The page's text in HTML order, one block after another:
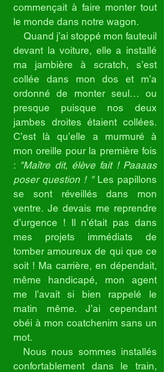
commençait à faire monter tout
le monde dans notre wagon.
Quand j’ai stoppé mon fauteuil
devant la voiture, elle a installé
ma jambière à scratch, s’est
collée dans mon dos et m’a
ordonné de monter seul… ou
presque puisque nos deux
jambes droites étaient collées.
C’est là qu’elle a murmuré à
mon oreille pour la première fois
: "Maître dit, élève fait ! Paaaas
poser question ! "Les papillons
se sont réveillés dans mon
ventre. Je devais me reprendre
d’urgence ! Il n’était pas dans
mes projets immédiats de
tomber amoureux de qui que ce
soit ! Ma carrière, en dépendait,
même handicapé, mon agent
me l’avait si bien rappelé le
matin même. J’ai cependant
obéi à mon coatchenim sans un
mot.
Nous nous sommes installés
confortablement dans le train,